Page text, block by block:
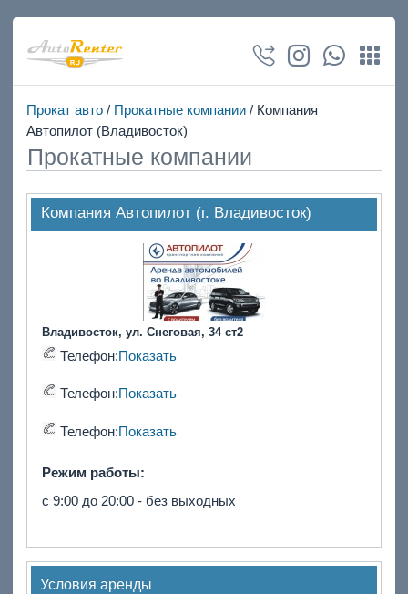
Прокат авто/ Прокатные компании/ Компания
Автопилот (Владивосток)
Прокатные компании
Компания Автопилот (г. Владивосток)
Владивосток, ул. Снеговая, 34 ст2
Телефон:Показать
Телефон:Показать
Телефон:Показать
Режим работы:
с 9:00 до 20:00 - без выходных
Условия аренды